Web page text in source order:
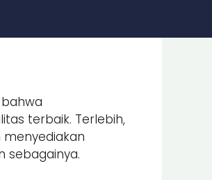
terbaik. Terlebih,
sebagainya.